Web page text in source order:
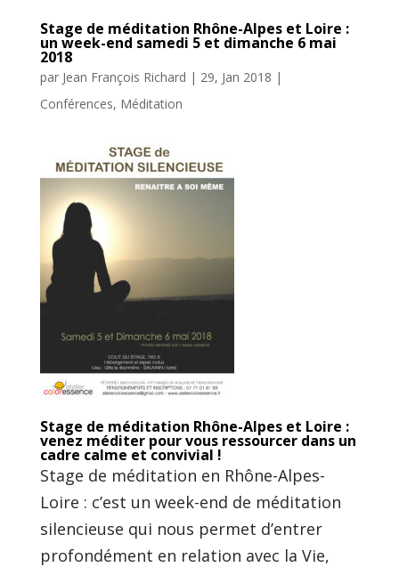
Stage de méditation Rhône-Alpes et Loire :
un week-end samedi 5 et dimanche 6 mai
2018
par Jean François Richard | 29, Jan 2018 |
Conférences, Méditation
Stage de méditation Rhône-Alpes et Loire :
venez méditer pour vous ressourcer dans un
cadre calme et convivial !
Stage de méditation en Rhône-Alpes-
Loire : c’est un week-end de méditation
silencieuse qui nous permet d’entrer
profondément en relation avec la Vie,